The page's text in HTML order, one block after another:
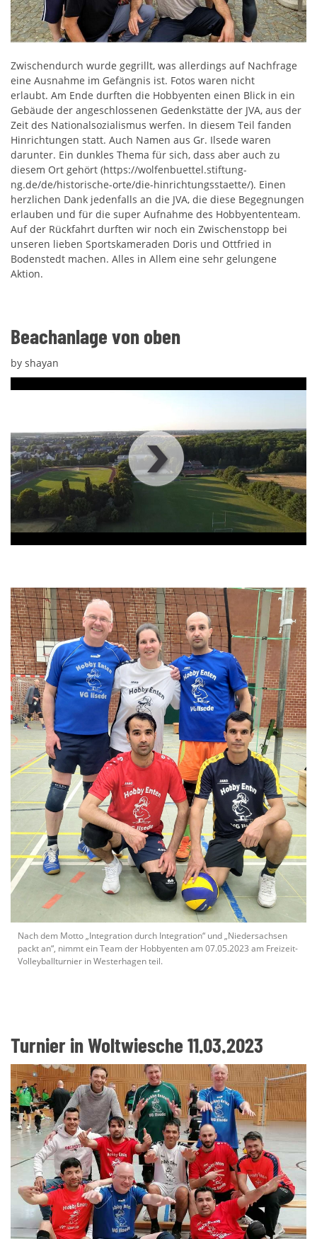
Zwischendurch wurde gegrillt, was allerdings auf Nachfrage
eine Ausnahme im Gefängnis ist. Fotos waren nicht
erlaubt. Am Ende durften die Hobbyenten einen Blick in ein
Gebäude der angeschlossenen Gedenkstätte der JVA, aus der
Zeit des Nationalsozialismus werfen. In diesem Teil fanden
Hinrichtungen statt. Auch Namen aus Gr. Ilsede waren
darunter. Ein dunkles Thema für sich, dass aber auch zu
diesem Ort gehört (https://wolfenbuettel.stiftung-
ng.de/de/historische-orte/die-hinrichtungsstaette/). Einen
herzlichen Dank jedenfalls an die JVA, die diese Begegnungen
erlauben und für die super Aufnahme des Hobbyententeam.
Auf der Rückfahrt durften wir noch ein Zwischenstopp bei
unseren lieben Sportskameraden Doris und Ottfried in
Bodenstedt machen. Alles in Allem eine sehr gelungene
Aktion.
Beachanlage von oben
by shayan
00:00:00|00:00:00
Nach dem Motto „Integration durch Integration“ und „Niedersachsen
packt an“, nimmt ein Team der Hobbyenten am 07.05.2023 am Freizeit-
Volleyballturnier in Westerhagen teil.
Turnier in Woltwiesche 11.03.2023